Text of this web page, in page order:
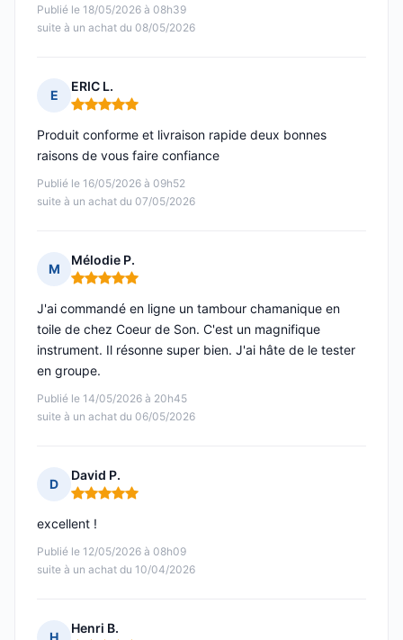
Publié le 18/05/2026 à 08h39
suite à un achat du 08/05/2026
E
ERIC L.
Note : 5 sur 5
Publié le 16/05/2026 à 09h52
suite à un achat du 07/05/2026
Produit conforme et livraison rapide deux bonnes
raisons de vous faire confiance
M
Mélodie P.
Note : 5 sur 5
Publié le 14/05/2026 à 20h45
suite à un achat du 06/05/2026
J'ai commandé en ligne un tambour chamanique en
toile de chez Coeur de Son. C'est un magnifique
instrument. Il résonne super bien. J'ai hâte de le tester
en groupe.
D
David P.
Note : 5 sur 5
Publié le 12/05/2026 à 08h09
suite à un achat du 10/04/2026
excellent !
Henri B.